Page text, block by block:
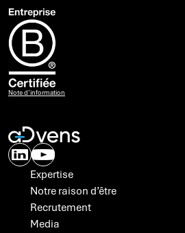
Note d’information
Expertise
Notre raison d’être
Recrutement
Media